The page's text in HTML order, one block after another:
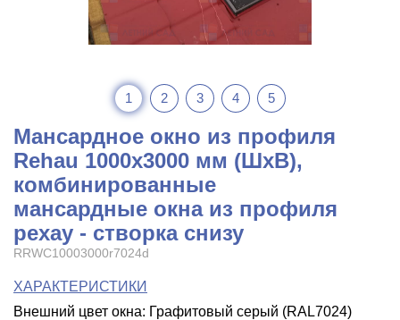
1 2 3 4 5
Мансардное окно из профиля
Rehau 1000x3000 мм (ШхВ),
комбинированные
мансардные окна из профиля
рехау - створка снизу
RRWC10003000r7024d
ХАРАКТЕРИСТИКИ
Внешний цвет окна: Графитовый серый (RAL7024)